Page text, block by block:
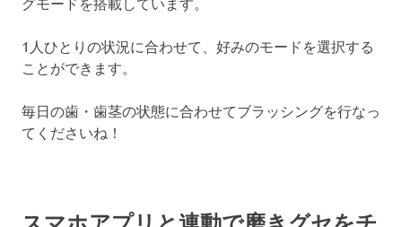
1人ひとりの状況に合わせて、好みのモードを選択する
ことができます。
毎日の歯・歯茎の状態に合わせてブラッシングを行なっ
てくださいね！